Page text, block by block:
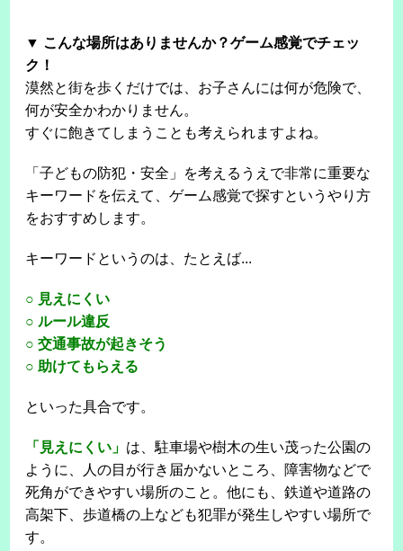
▼ こんな場所はありませんか？ゲーム感覚でチェッ
ク！
漠然と街を歩くだけでは、お子さんには何が危険で、
何が安全かわかりません。
すぐに飽きてしまうことも考えられますよね。
「子どもの防犯・安全」を考えるうえで非常に重要な
キーワードを伝えて、ゲーム感覚で探すというやり方
をおすすめします。
キーワードというのは、たとえば...
○ 見えにくい
○ ルール違反
○ 交通事故が起きそう
○ 助けてもらえる
といった具合です。
「見えにくい」 は、駐車場や樹木の生い茂った公園の
ように、人の目が行き届かないところ、障害物などで
死角ができやすい場所のこと。他にも、鉄道や道路の
高架下、歩道橋の上なども犯罪が発生しやすい場所で
す。